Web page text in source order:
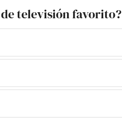
televisión favorito?